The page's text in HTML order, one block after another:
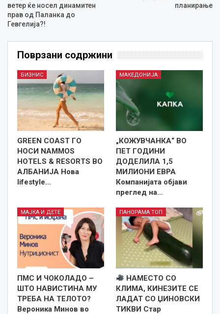
ветер ќе носел динамитен
прав од Паланка до
Гевгелија?!
планирање
Поврзани содржини
БИЗНИС
GREEN COAST ГО
НОСИ NAMMOS
HOTELS & RESORTS ВО
АЛБАНИЈА Нова
lifestyle…
МАКЕДОНИЈА
„КОЖУВЧАНКА“ ВО
ПЕТ ГОДИНИ
ДОДЕЛИЛА 1,5
МИЛИОНИ ЕВРА
Компанијата објави
преглед на…
МАЈКА И ДЕТЕ
ПМС И ЧОКОЛАДО –
ШТО НАВИСТИНА МУ
ТРЕБА НА ТЕЛОТО?
Вероника Минов во
ПАНОРАМА ТОП
НАМЕСТО СО
КЛИМА, КИНЕЗИТЕ СЕ
ЛАДАТ СО ЏИНОВСКИ
ТИКВИ Стар